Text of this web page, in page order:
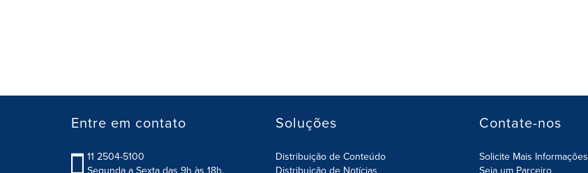
Entre em contato
11 2504-5100
Soluções
Distribuição de Conteúdo
Contate-nos
Solicite Mais Informações